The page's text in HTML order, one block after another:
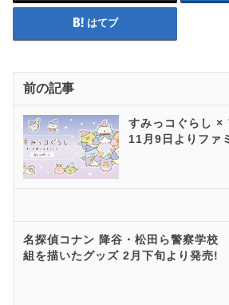
はてブ
前の記事
すみっコぐらし ×
11月9日よりファ
名探偵コナン 降谷・松田ら警察学校
組を描いたグッズ 2月下旬より発売!